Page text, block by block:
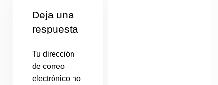
Deja una
respuesta
Tu dirección
de correo
electrónico no